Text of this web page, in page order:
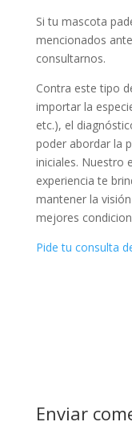
Si tu mascota
mencionados
consultarnos.
Contra este tipo
importar la
etc.), el
poder abordar la
iniciales. Nuestro
experiencia te
mantener la
mejores
Pide tu consulta
Enviar